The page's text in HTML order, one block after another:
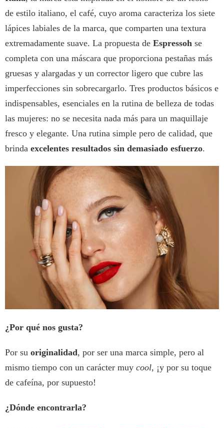
de estilo italiano, el café, cuyo aroma caracteriza los siete
lápices labiales de la marca, que comparten una textura
extremadamente suave. La propuesta de Espressoh se
completa con una máscara que proporciona pestañas más
gruesas y alargadas y un corrector ligero que cubre las
imperfecciones sin sobrecargarlo. Tres productos básicos e
indispensables, esenciales en la rutina de belleza de todas
las mujeres: no se necesita nada más para un maquillaje
fresco y elegante. Una rutina simple pero de calidad, que
brinda excelentes resultados sin demasiado esfuerzo.
¿Por qué nos gusta?
Por su originalidad, por ser una marca simple, pero al
mismo tiempo con un carácter muy cool, ¡y por su toque
de cafeína, por supuesto!
¿Dónde encontrarla?